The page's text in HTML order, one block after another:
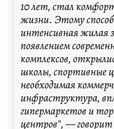
10 лет, стал
жизни. Этому
интенсивная жилая
появлением
комплексов,
школы, спортивные
необходимая
инфраструктура,
гипермаркетов и
центров", —